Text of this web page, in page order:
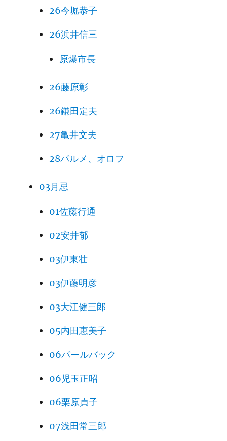
26今堀恭子
26浜井信三
原爆市長
26藤原彰
26鎌田定夫
27亀井文夫
28パルメ、オロフ
03月忌
01佐藤行通
02安井郁
03伊東壮
03伊藤明彦
03大江健三郎
05内田恵美子
06パールバック
06児玉正昭
06栗原貞子
07浅田常三郎